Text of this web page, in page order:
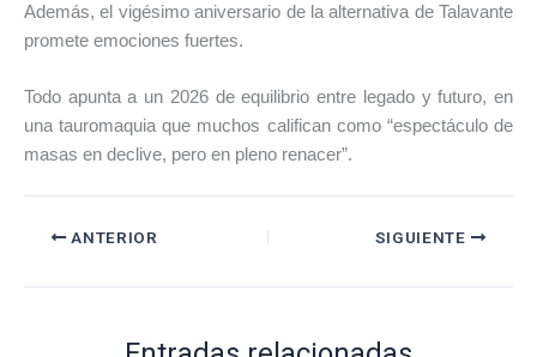
Además, el vigésimo aniversario de la alternativa de Talavante
promete emociones fuertes.
Todo apunta a un 2026 de equilibrio entre legado y futuro, en
una tauromaquia que muchos califican como “espectáculo de
masas en declive, pero en pleno renacer”.
ANTERIOR SIGUIENTE